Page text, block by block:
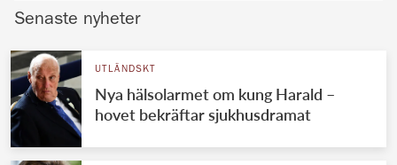
Senaste nyheter
UTLÄNDSKT
Nya hälsolarmet om kung Harald –
hovet bekräftar sjukhusdramat